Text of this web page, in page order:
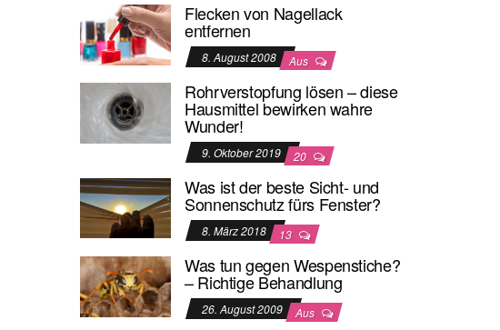
Flecken von Nagellack
entfernen
8. August 2008 Aus
Rohrverstopfung lösen – diese
Hausmittel bewirken wahre
Wunder!
9. Oktober 2019 20
Was ist der beste Sicht- und
Sonnenschutz fürs Fenster?
8. März 2018 13
Was tun gegen Wespenstiche?
– Richtige Behandlung
26. August 2009 Aus